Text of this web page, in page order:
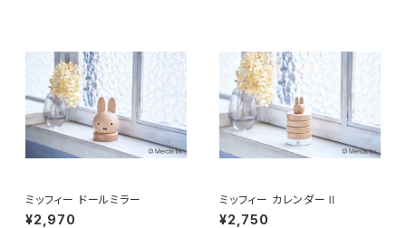
ミッフィー ドールミラー
¥2,970
ミッフィー カレンダーⅡ
¥2,750